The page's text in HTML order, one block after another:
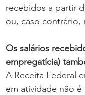
recebidos a partir
ou, caso contrário,
Os salários
empregatícia)
A Receita Federal
em atividade não